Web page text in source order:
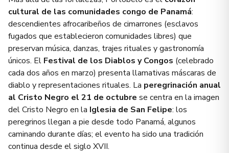
cultural de las comunidades congo de Panamá:
descendientes afrocaribeños de cimarrones (esclavos
fugados que establecieron comunidades libres) que
preservan música, danzas, trajes rituales y gastronomía
únicos. El Festival de los Diablos y Congos (celebrado
cada dos años en marzo) presenta llamativas máscaras de
diablo y representaciones rituales. La peregrinación anual
al Cristo Negro el 21 de octubre se centra en la imagen
del Cristo Negro en la Iglesia de San Felipe: los
peregrinos llegan a pie desde todo Panamá, algunos
caminando durante días; el evento ha sido una tradición
continua desde el siglo XVII.